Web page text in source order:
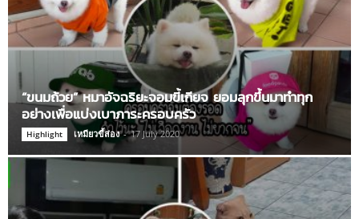
“ขนมถ้วย” หมาอัจฉริยะจอมขี้เกียจ ยอมลุกขึ้นมาทำทุก
อย่างเพื่อแบ่งเบาภาระครอบครัว
Highlight เหมียวขี้ส่อง - 17 July 2020